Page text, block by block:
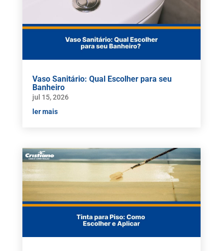
Vaso Sanitário: Qual Escolher para seu
Banheiro
jul 15, 2026
ler mais